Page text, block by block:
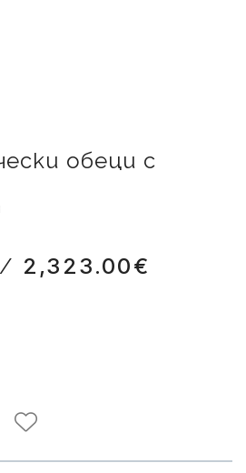
обеци с
2,323.00€